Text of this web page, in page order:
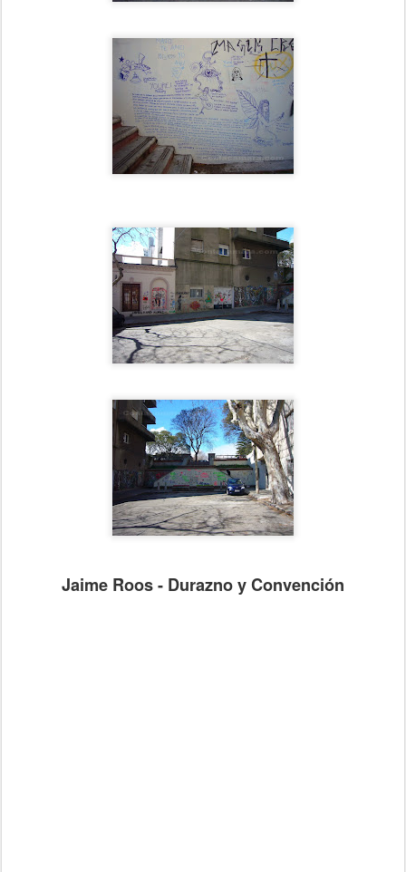
Jaime Roos - Durazno y Convención